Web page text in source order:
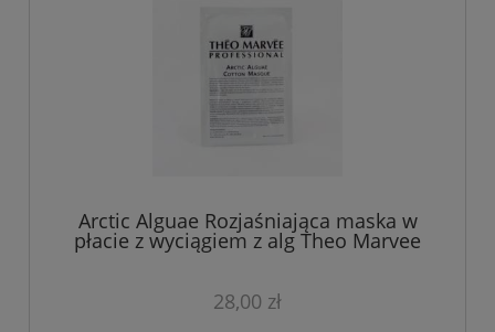
Arctic Alguae Rozjaśniająca maska w
płacie z wyciągiem z alg Theo Marvee
28,00 zł